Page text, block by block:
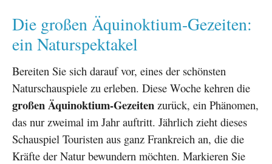
Die großen Äquinoktium-Gezeiten:
ein Naturspektakel
Bereiten Sie sich darauf vor, eines der schönsten
Naturschauspiele zu erleben. Diese Woche kehren die
großen Äquinoktium-Gezeiten zurück, ein Phänomen,
das nur zweimal im Jahr auftritt. Jährlich zieht dieses
Schauspiel Touristen aus ganz Frankreich an, die die
Kräfte der Natur bewundern möchten. Markieren Sie